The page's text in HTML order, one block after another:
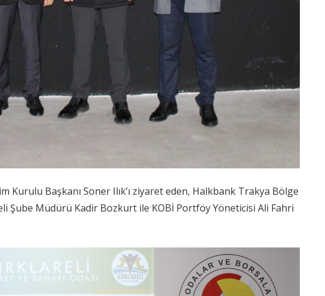
Kurulu Başkanı Soner Ilık’ı ziyaret eden, Halkbank Trakya Bölge
Şube Müdürü Kadir Bozkurt ile KOBİ Portföy Yöneticisi Ali Fahri